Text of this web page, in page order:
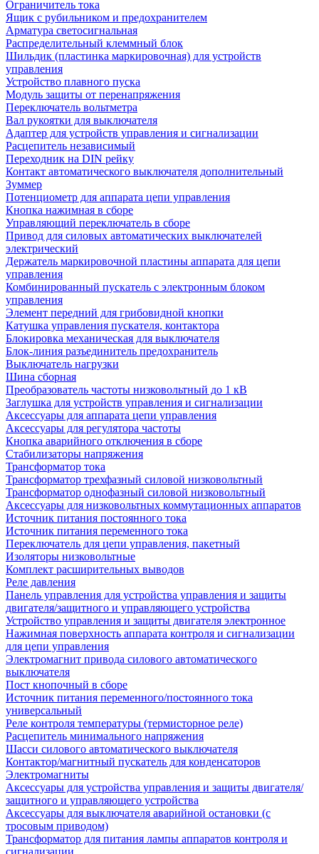
Ограничитель тока
Ящик с рубильником и предохранителем
Арматура светосигнальная
Распределительный клеммный блок
Шильдик (пластинка маркировочная) для устройств
управления
Устройство плавного пуска
Модуль защиты от перенапряжения
Переключатель вольтметра
Вал рукоятки для выключателя
Адаптер для устройств управления и сигнализации
Расцепитель независимый
Переходник на DIN рейку
Контакт автоматического выключателя дополнительный
Зуммер
Потенциометр для аппарата цепи управления
Кнопка нажимная в сборе
Управляющий переключатель в сборе
Привод для силовых автоматических выключателей
электрический
Держатель маркировочной пластины аппарата для цепи
управления
Комбинированный пускатель с электронным блоком
управления
Элемент передний для грибовидной кнопки
Катушка управления пускателя, контактора
Блокировка механическая для выключателя
Блок-линия разъединитель предохранитель
Выключатель нагрузки
Шина сборная
Преобразователь частоты низковольтный до 1 кВ
Заглушка для устройств управления и сигнализации
Аксессуары для аппарата цепи управления
Аксессуары для регулятора частоты
Кнопка аварийного отключения в сборе
Стабилизаторы напряжения
Трансформатор тока
Трансформатор трехфазный силовой низковольтный
Трансформатор однофазный силовой низковольтный
Аксессуары для низковольтных коммутационных аппаратов
Источник питания постоянного тока
Источник питания переменного тока
Переключатель для цепи управления, пакетный
Изоляторы низковольтные
Комплект расширительных выводов
Реле давления
Панель управления для устройства управления и защиты
двигателя/защитного и управляющего устройства
Устройство управления и защиты двигателя электронное
Нажимная поверхность аппарата контроля и сигнализации
для цепи управления
Электромагнит привода силового автоматического
выключателя
Пост кнопочный в сборе
Источник питания переменного/постоянного тока
универсальный
Реле контроля температуры (термисторное реле)
Расцепитель минимального напряжения
Шасси силового автоматического выключателя
Контактор/магнитный пускатель для конденсаторов
Электромагниты
Аксессуары для устройства управления и защиты двигателя/
защитного и управляющего устройства
Аксессуары для выключателя аварийной остановки (с
тросовым приводом)
Трансформатор для питания лампы аппаратов контроля и
сигнализации